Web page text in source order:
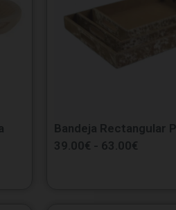
Bandeja Rectangular
39.00€ - 63.00€